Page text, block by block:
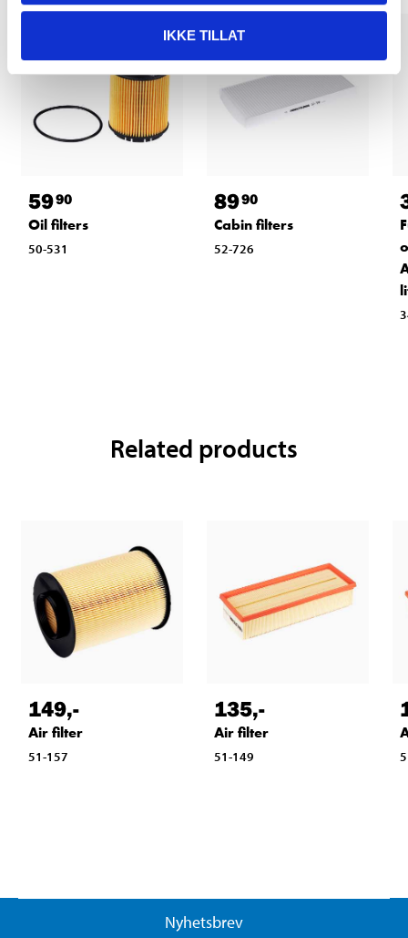
IKKE TILLAT
5990
Oil filters
50-531
8990
Cabin filters
52-726
Related products
149,-
Air filter
51-157
135,-
Air filter
51-149
Nyhetsbrev